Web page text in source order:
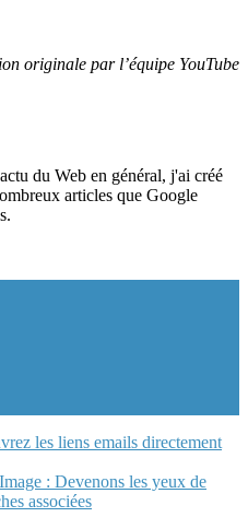
originale par l’équipe YouTube
du Web en général, j'ai créé
articles que Google
les liens emails directement
: Devenons les yeux de
associées